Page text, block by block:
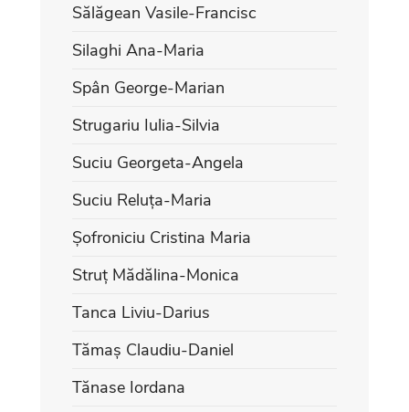
Sălăgean Vasile-Francisc
Silaghi Ana-Maria
Spân George-Marian
Strugariu Iulia-Silvia
Suciu Georgeta-Angela
Suciu Reluța-Maria
Șofroniciu Cristina Maria
Struț Mădălina-Monica
Tanca Liviu-Darius
Tămaș Claudiu-Daniel
Tănase Iordana